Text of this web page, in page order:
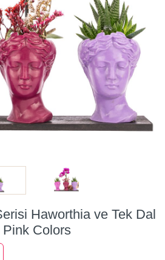
Haworthia ve Tek Dal
Pink Colors